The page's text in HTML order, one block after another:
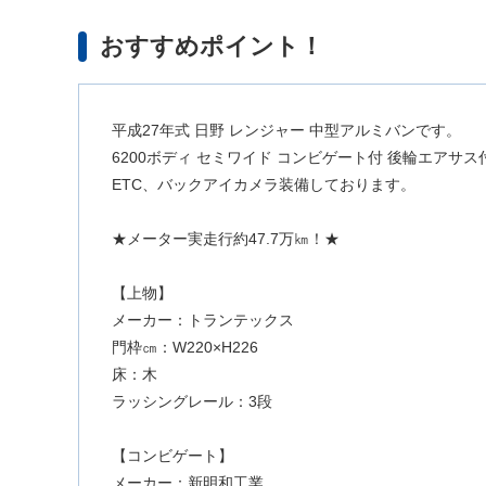
おすすめポイント！
平成27年式 日野 レンジャー 中型アルミバンです。
6200ボディ セミワイド コンビゲート付 後輪エアサス
ETC、バックアイカメラ装備しております。
★メーター実走行約47.7万㎞！★
【上物】
メーカー：トランテックス
門枠㎝：W220×H226
床：木
ラッシングレール：3段
【コンビゲート】